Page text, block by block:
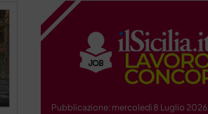
Pubblicazione: mercoledì 8 Luglio 2026